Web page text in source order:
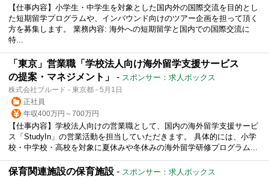
【仕事内容】小学生・中学生を対象とした国内外の国際交流を目的とし
た短期留学プログラムや、インバウンド向けのツアー企画を担って頂く
方を募集します。 業務内容: 海外への短期留学と国内での国際交流に
特...
「東京」営業職「学校法人向け海外留学支援サービス
の提案・マネジメント」
- スポンサー：求人ボックス
株式会社ブルード - 東京都 - 5月1日
正社員
年収400万円～700万円
【仕事内容】学校法人向けの営業職として、国内の海外留学支援サービ
ス「StudyIn」の営業活動を担当していただきます。 具体的には、小学
校・中学校・高校を対象に夏休みや冬休みの海外留学研修プログラム...
保育関連施設の保育施設 - スポンサー：求人ボックス